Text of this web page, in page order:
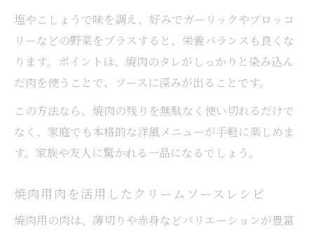
塩やこしょうで味を調え、好みでガーリックやブロッコ
リーなどの野菜をプラスすると、栄養バランスも良くな
ります。ポイントは、焼肉のタレがしっかりと染み込ん
だ肉を使うことで、ソースに深みが出ることです。
この方法なら、焼肉の残りを無駄なく使い切れるだけで
なく、家庭でも本格的な洋風メニューが手軽に楽しめま
す。家族や友人に驚かれる一品になるでしょう。
焼肉用肉を活用したクリームソースレシピ
焼肉用の肉は、薄切りや赤身などバリエーションが豊富